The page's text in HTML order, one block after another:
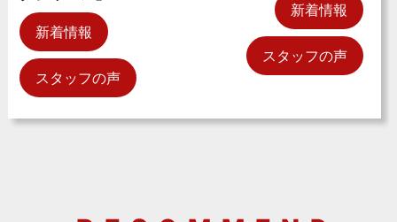
新着情報
スタッフの声
新着情報
スタッフの声